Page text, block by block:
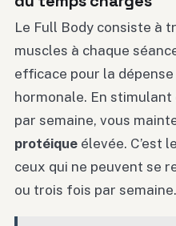
Le Full Body consiste à
muscles à chaque
efficace pour la
hormonale. En
par semaine, vous
protéique élevée. C’est
ceux qui ne peuvent se
ou trois fois par semaine.